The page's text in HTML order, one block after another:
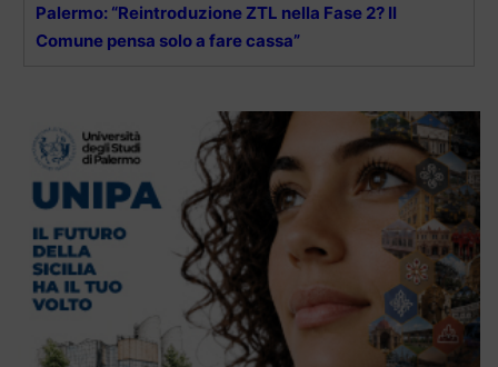
Palermo: “Reintroduzione ZTL nella Fase 2? Il
Comune pensa solo a fare cassa”